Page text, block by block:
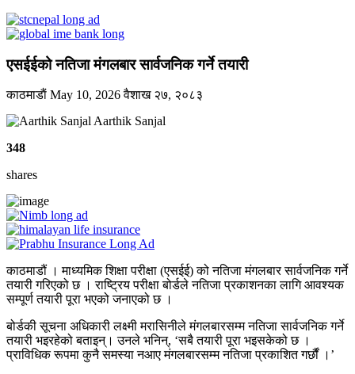
एसईईको नतिजा मंगलबार सार्वजनिक गर्ने तयारी
काठमाडाैं May 10, 2026वैशाख २७, २०८३
Aarthik Sanjal
348
shares
काठमाडौं । माध्यमिक शिक्षा परीक्षा (एसईई) को नतिजा मंगलबार सार्वजनिक गर्ने
तयारी गरिएको छ । राष्ट्रिय परीक्षा बोर्डले नतिजा प्रकाशनका लागि आवश्यक
सम्पूर्ण तयारी पूरा भएको जनाएको छ ।
बोर्डकी सूचना अधिकारी लक्ष्मी मरासिनीले मंगलबारसम्म नतिजा सार्वजनिक गर्ने
तयारी भइरहेको बताइन्। उनले भनिन्, ‘सबै तयारी पूरा भइसकेको छ ।
प्राविधिक रूपमा कुनै समस्या नआए मंगलबारसम्म नतिजा प्रकाशित गर्छौं ।’